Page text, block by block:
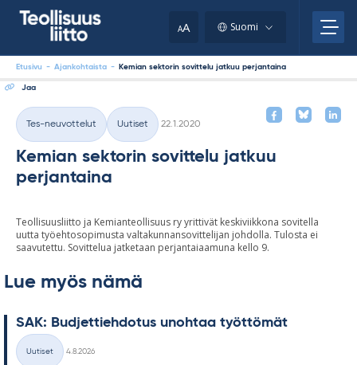
AA Suomi
Etusivu - Ajankohtaista - Kemian sektorin sovittelu jatkuu perjantaina
Jaa
Kategoriat
Tes-neuvottelut Uutiset
22.1.2020
Kemian sektorin sovittelu jatkuu
perjantaina
Teollisuusliitto ja Kemianteollisuus ry yrittivät keskiviikkona sovitella
uutta työehtosopimusta valtakunnansovittelijan johdolla. Tulosta ei
saavutettu. Sovittelua jatketaan perjantaiaamuna kello 9.
Lue myös nämä
SAK: Bud­jet­tieh­do­tus unoh­taa työt­tö­mät
Kategoriat
Uutiset
4.8.2026
clipboard.)